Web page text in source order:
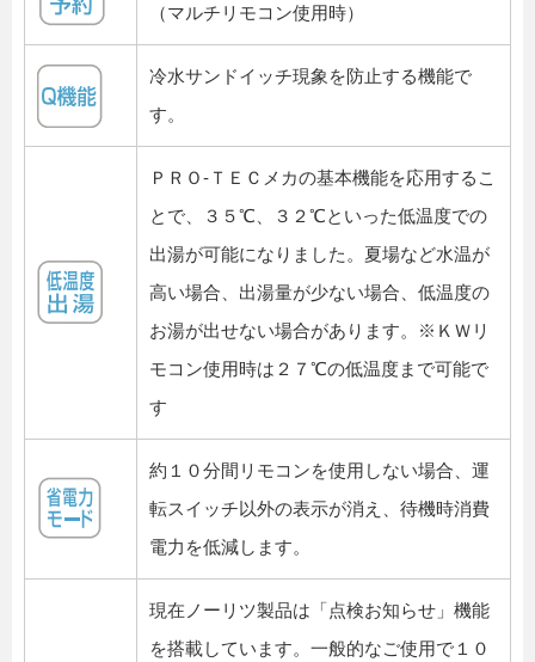
（マルチリモコン使用時）
冷水サンドイッチ現象を防止する機能で
す。
ＰＲＯ-ＴＥＣメカの基本機能を応用するこ
とで、３５℃、３２℃といった低温度での
出湯が可能になりました。夏場など水温が
高い場合、出湯量が少ない場合、低温度の
お湯が出せない場合があります。※ＫＷリ
モコン使用時は２７℃の低温度まで可能で
す
約１０分間リモコンを使用しない場合、運
転スイッチ以外の表示が消え、待機時消費
電力を低減します。
現在ノーリツ製品は「点検お知らせ」機能
を搭載しています。一般的なご使用で１０